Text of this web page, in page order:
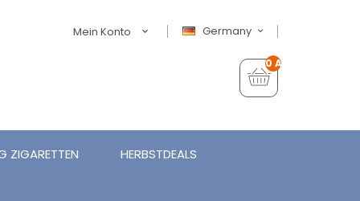
Germany
Mein Konto
0 Artikel - €0,00
ZIGARETTEN HERBSTDEALS